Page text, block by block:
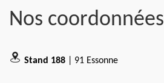
Nos coordonnées
Stand 188 | 91 Essonne